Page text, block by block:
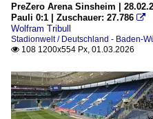
PreZero Arena Sinsheim |
Pauli 0:1 | Zuschauer: 27.786 
Wolfram Tribull
Stadionwelt / Deutschland - Baden-
 108 1200x554 Px, 01.03.2026